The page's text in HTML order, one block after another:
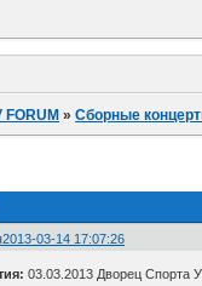
»Сборные
2013-03-14 17:07:26
03.03.2013 Дворец Спорта